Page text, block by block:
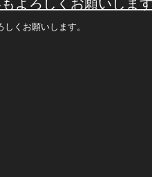
よろしくお願いします
しくお願いします。